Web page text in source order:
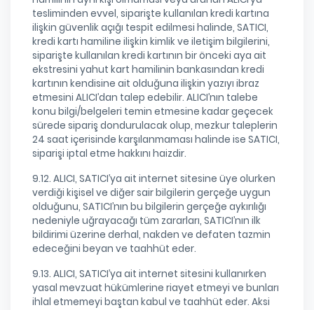
tesliminden evvel, siparişte kullanılan kredi kartına
ilişkin güvenlik açığı tespit edilmesi halinde, SATICI,
kredi kartı hamiline ilişkin kimlik ve iletişim bilgilerini,
siparişte kullanılan kredi kartının bir önceki aya ait
ekstresini yahut kart hamilinin bankasından kredi
kartının kendisine ait olduğuna ilişkin yazıyı ibraz
etmesini ALICI’dan talep edebilir. ALICI’nın talebe
konu bilgi/belgeleri temin etmesine kadar geçecek
sürede sipariş dondurulacak olup, mezkur taleplerin
24 saat içerisinde karşılanmaması halinde ise SATICI,
siparişi iptal etme hakkını haizdir.
9.12. ALICI, SATICI’ya ait internet sitesine üye olurken
verdiği kişisel ve diğer sair bilgilerin gerçeğe uygun
olduğunu, SATICI’nın bu bilgilerin gerçeğe aykırılığı
nedeniyle uğrayacağı tüm zararları, SATICI’nın ilk
bildirimi üzerine derhal, nakden ve defaten tazmin
edeceğini beyan ve taahhüt eder.
9.13. ALICI, SATICI’ya ait internet sitesini kullanırken
yasal mevzuat hükümlerine riayet etmeyi ve bunları
ihlal etmemeyi baştan kabul ve taahhüt eder. Aksi